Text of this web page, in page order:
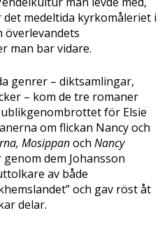
medeltida kyrkomåleriet i
överlevandets
man bar vidare.
genrer – diktsamlingar,
– kom de tre romaner
för Elsie
om flickan Nancy och
, Mosippanoch Nancy
genom dem Johansson
av både
och gav röst åt
delar.